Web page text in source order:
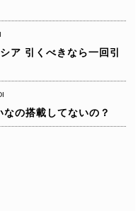
ア 引くべきなら一回引
の搭載してないの？